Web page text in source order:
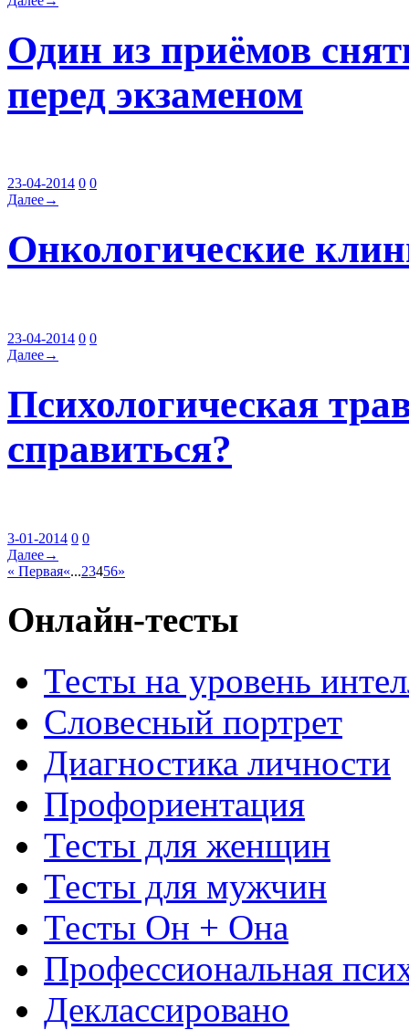
Один из приёмов
перед экзаменом
23-04-2014 0 0
Далее→
Онкологические
23-04-2014 0 0
Далее→
Психологическая
справиться?
3-01-2014 0 0
Далее→
« Первая«...23456»
Онлайн-тесты
Тесты на уровень
Словесный портрет
Диагностика личности
Профориентация
Тесты для женщин
Тесты для мужчин
Тесты Он + Она
Профессиональная
Деклассировано